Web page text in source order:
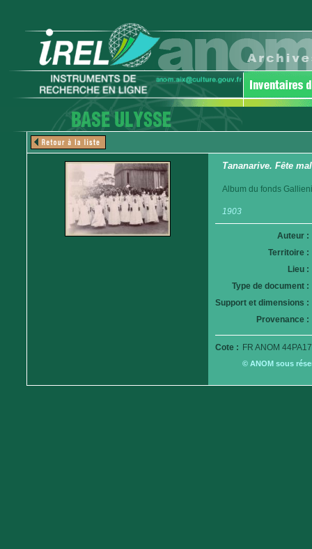
Tananarive. Fête
Album du fonds
1903
Auteur :
Territoire :
Lieu :
Type de document :
Support et dimensions :
Provenance :
Cote : FR ANOM
© ANOM sous